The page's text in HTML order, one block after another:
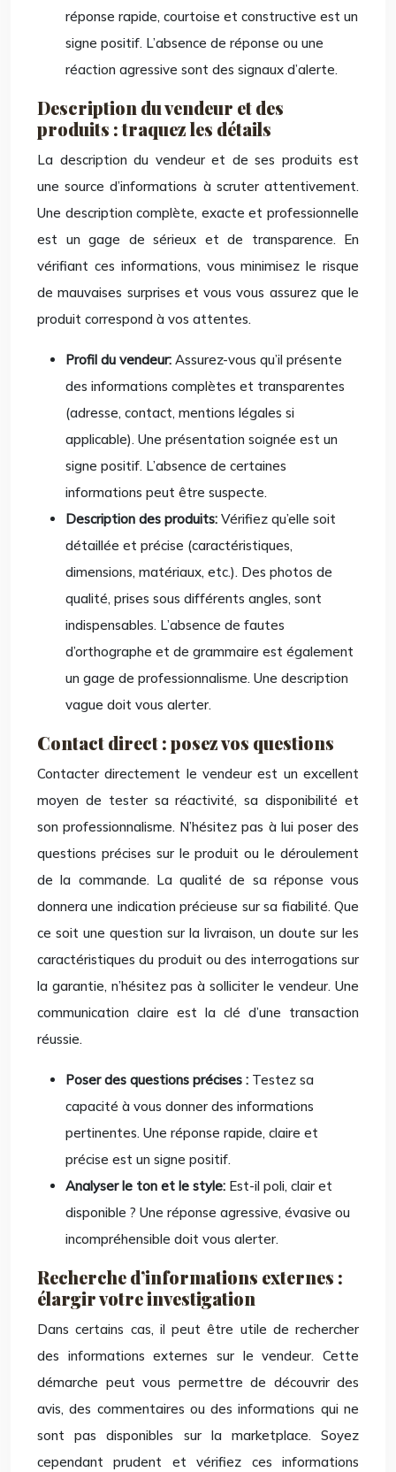
réponse rapide, courtoise et constructive est un
signe positif. L’absence de réponse ou une
réaction agressive sont des signaux d’alerte.
Description du vendeur et des
produits : traquez les détails
La description du vendeur et de ses produits est
une source d’informations à scruter attentivement.
Une description complète, exacte et professionnelle
est un gage de sérieux et de transparence. En
vérifiant ces informations, vous minimisez le risque
de mauvaises surprises et vous vous assurez que le
produit correspond à vos attentes.
Profil du vendeur: Assurez-vous qu’il présente
des informations complètes et transparentes
(adresse, contact, mentions légales si
applicable). Une présentation soignée est un
signe positif. L’absence de certaines
informations peut être suspecte.
Description des produits: Vérifiez qu’elle soit
détaillée et précise (caractéristiques,
dimensions, matériaux, etc.). Des photos de
qualité, prises sous différents angles, sont
indispensables. L’absence de fautes
d’orthographe et de grammaire est également
un gage de professionnalisme. Une description
vague doit vous alerter.
Contact direct : posez vos questions
Contacter directement le vendeur est un excellent
moyen de tester sa réactivité, sa disponibilité et
son professionnalisme. N’hésitez pas à lui poser des
questions précises sur le produit ou le déroulement
de la commande. La qualité de sa réponse vous
donnera une indication précieuse sur sa fiabilité. Que
ce soit une question sur la livraison, un doute sur les
caractéristiques du produit ou des interrogations sur
la garantie, n’hésitez pas à solliciter le vendeur. Une
communication claire est la clé d’une transaction
réussie.
Poser des questions précises : Testez sa
capacité à vous donner des informations
pertinentes. Une réponse rapide, claire et
précise est un signe positif.
Analyser le ton et le style: Est-il poli, clair et
disponible ? Une réponse agressive, évasive ou
incompréhensible doit vous alerter.
Recherche d’informations externes :
élargir votre investigation
Dans certains cas, il peut être utile de rechercher
des informations externes sur le vendeur. Cette
démarche peut vous permettre de découvrir des
avis, des commentaires ou des informations qui ne
sont pas disponibles sur la marketplace. Soyez
cependant prudent et vérifiez ces informations